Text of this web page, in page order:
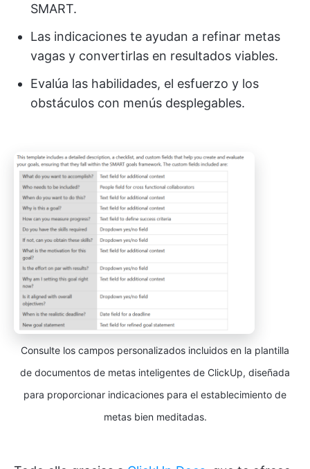
SMART.
Las indicaciones te ayudan a refinar metas
vagas y convertirlas en resultados viables.
Evalúa las habilidades, el esfuerzo y los
obstáculos con menús desplegables.
Consulte los campos personalizados incluidos en la plantilla
de documentos de metas inteligentes de ClickUp, diseñada
para proporcionar indicaciones para el establecimiento de
metas bien meditadas.